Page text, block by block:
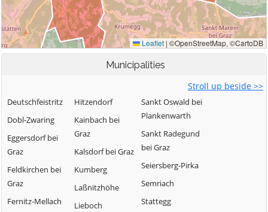
Municipalities
Stroll up beside >>
Deutschfeistritz
Dobl-Zwaring
Eggersdorf bei
Graz
Feldkirchen bei
Graz
Fernitz-Mellach
Hitzendorf
Kainbach bei
Graz
Kalsdorf bei Graz
Kumberg
Laßnitzhöhe
Lieboch
Sankt Oswald bei
Plankenwarth
Sankt Radegund
bei Graz
Seiersberg-Pirka
Semriach
Stattegg